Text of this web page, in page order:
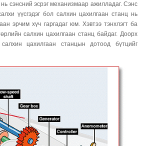
сэнсний эсрэг механизмаар ажилладаг. Сэнс
үүсгэдэг бол салхин цахилгаан станц нь
эрчим хүч гаргадаг юм. Хэвтээ тэнхлэгт ба
салхин цахилгаан станц байдаг. Доорх
салхин цахилгаан станцын дотоод бүтцийг